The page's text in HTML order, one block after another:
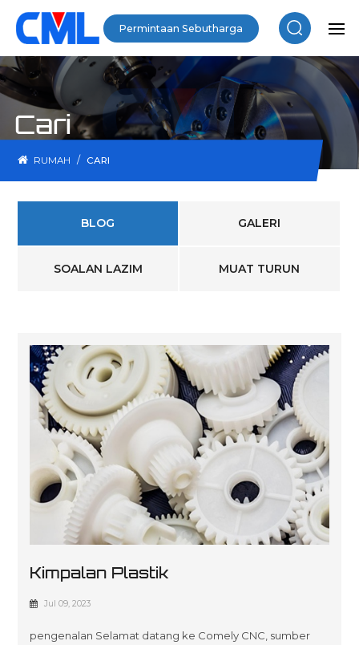
Permintaan Sebutharga
Cari
RUMAH / CARI
BLOG GALERI
SOALAN LAZIM MUAT TURUN
Kimpalan Plastik
Jul 09, 2023
pengenalan Selamat datang ke Comely CNC, sumber